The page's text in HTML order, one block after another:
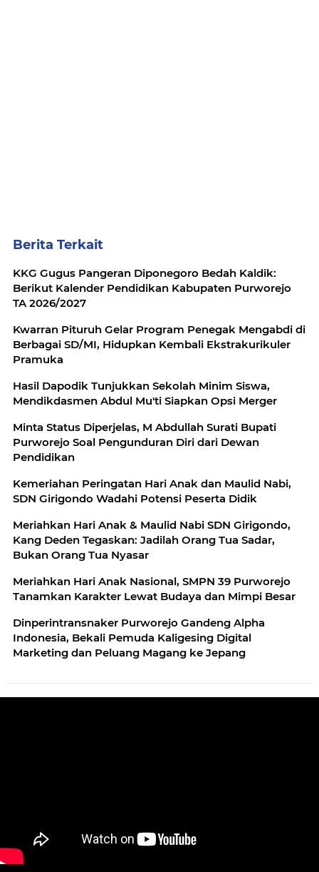
Berita Terkait
KKG Gugus Pangeran Diponegoro Bedah Kaldik:
Berikut Kalender Pendidikan Kabupaten Purworejo
TA 2026/2027
Kwarran Pituruh Gelar Program Penegak Mengabdi di
Berbagai SD/MI, Hidupkan Kembali Ekstrakurikuler
Pramuka
Hasil Dapodik Tunjukkan Sekolah Minim Siswa,
Mendikdasmen Abdul Mu'ti Siapkan Opsi Merger
Minta Status Diperjelas, M Abdullah Surati Bupati
Purworejo Soal Pengunduran Diri dari Dewan
Pendidikan
Kemeriahan Peringatan Hari Anak dan Maulid Nabi,
SDN Girigondo Wadahi Potensi Peserta Didik
Meriahkan Hari Anak & Maulid Nabi SDN Girigondo,
Kang Deden Tegaskan: Jadilah Orang Tua Sadar,
Bukan Orang Tua Nyasar
Meriahkan Hari Anak Nasional, SMPN 39 Purworejo
Tanamkan Karakter Lewat Budaya dan Mimpi Besar
Dinperintransnaker Purworejo Gandeng Alpha
Indonesia, Bekali Pemuda Kaligesing Digital
Marketing dan Peluang Magang ke Jepang